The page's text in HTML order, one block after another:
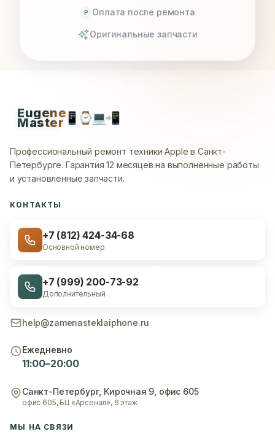
P Оплата после ремонта
Оригинальные запчасти
Eugene
Master📱 ⌚💻📲
Профессиональный ремонт техники Apple в Санкт-
Петербурге. Гарантия 12 месяцев на выполненные работы
и установленные запчасти.
КОНТАКТЫ
+7 (812) 424-34-68
Основной номер
+7 (999) 200-73-92
Дополнительный
help@zamenasteklaiphone.ru
Ежедневно
11:00–20:00
Санкт-Петербург, Кирочная 9, офис 605
офис 605, БЦ «Арсенал», 6 этаж
МЫ НА СВЯЗИ